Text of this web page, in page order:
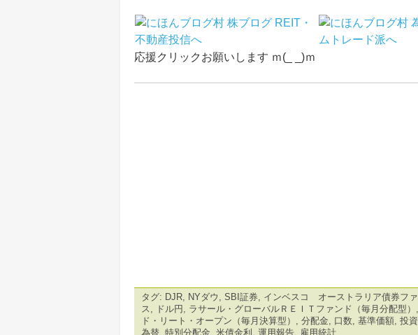
応援クリックお願いします ｍ(_ _)ｍ
タグ: DJR, NYダウ , SBI証券, インベスコ オーストラリア債券ファ
ス, ドル円 , ラサール・グローバルＲＥＩＴファンド（毎月分配型） ,
ド・リート・オープン（毎月決算型） , 分配金, 口数, 基準価額, 投
為替, 特別分配金, 米債金利 , 運用報告, 雇用統計